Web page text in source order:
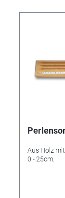
Enthält ein
Kabel und
Aus Holz
0 - 25cm.